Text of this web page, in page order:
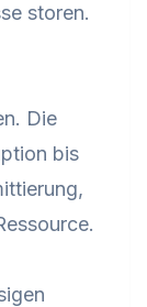
storen.
Die
bis